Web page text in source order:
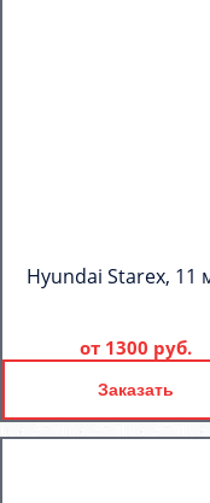
Hyundai Starex, 11
от 1300 руб.
Заказать